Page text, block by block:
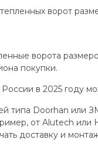
ворот
ворота
покупки.
в 2025 году
типа Doorhan или
от Alutech
доставку и